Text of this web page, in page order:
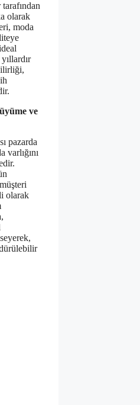
olarak
moda
ve
pazarda
varlığını
olarak